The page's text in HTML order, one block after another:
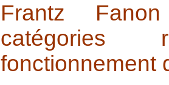
Frantz
fonctionnement